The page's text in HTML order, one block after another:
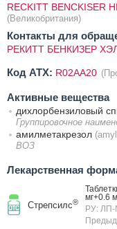
RECKITT BENCKISER
(Великобритания)
Контакты для
РЕКИТТ БЕНКИЗЕР
Код ATX: R02AA20
Активные вещества
дихлорбензиловый
Группировочное
амилметакрезол
ВОЗ
Лекарственная
Стрепсилс®
мг+0.6
РУ: ЛП-